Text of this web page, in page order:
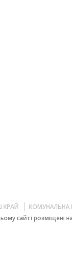
КРАЙ
КОМУНАЛЬНА
сайті розміщені